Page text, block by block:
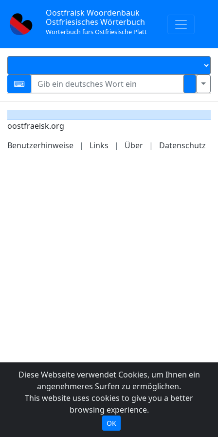
Oostfräisk Woordenbauk
Ostfriesisches Wörterbuch
Wörterbuch fürs Ostfriesische Platt
oostfraeisk.org
Benutzerhinweise
| Links | Über | Datenschutz
Diese Webseite verwendet Cookies, um Ihnen ein
angenehmeres Surfen zu ermöglichen.
This website uses cookies to give you a better
browsing experience.
OK